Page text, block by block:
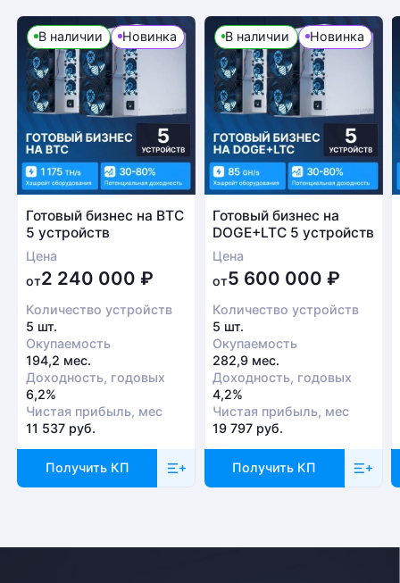
В наличии Новинка
Готовый бизнес на BTC
5 устройств
Цена
от2 240 000 ₽
Количество устройств
5 шт.
Окупаемость
194,2 мес.
Доходность, годовых
6,2%
Чистая прибыль, мес
11 537 руб.
Получить КП
В наличии Новинка
Готовый бизнес на
DOGE+LTC 5 устройств
Цена
от5 600 000₽
Количество устройств
5 шт.
Окупаемость
282,9 мес.
Доходность, годовых
4,2%
Чистая прибыль, мес
19 797 руб.
Получить КП